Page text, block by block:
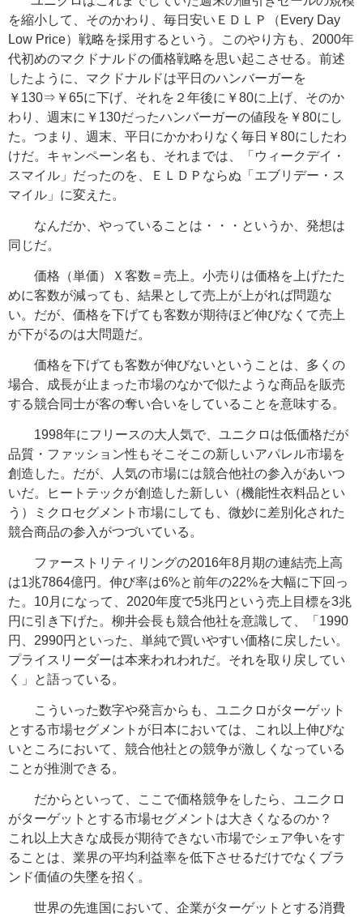
を縮小して、そのかわり、毎日安いＥＤＬＰ（Every Day
Low Price）戦略を採用するという。このやり方も、2000年
代初めのマクドナルドの価格戦略を思い起こさせる。前述
したように、マクドナルドは平日のハンバーガーを
￥130⇒￥65に下げ、それを２年後に￥80に上げ、そのか
わり、週末に￥130だったハンバーガーの値段を￥80にし
た。つまり、週末、平日にかかわりなく毎日￥80にしたわ
けだ。キャンペーン名も、それまでは、「ウィークデイ・
スマイル」だったのを、ＥＬＤＰならぬ「エブリデー・ス
マイル」に変えた。
なんだか、やっていることは・・・というか、発想は
同じだ。
価格（単価）Ｘ客数＝売上。小売りは価格を上げたた
めに客数が減っても、結果として売上が上がれば問題な
い。だが、価格を下げても客数が期待ほど伸びなくて売上
が下がるのは大問題だ。
価格を下げても客数が伸びないということは、多くの
場合、成長が止まった市場のなかで似たような商品を販売
する競合同士が客の奪い合いをしていることを意味する。
1998年にフリースの大人気で、ユニクロは低価格だが
品質・ファッション性もそこそこの新しいアパレル市場を
創造した。だが、人気の市場には競合他社の参入があいつ
いだ。ヒートテックが創造した新しい（機能性衣料品とい
う）ミクロセグメント市場にしても、微妙に差別化された
競合商品の参入がつづいている。
ファーストリティリングの2016年8月期の連結売上高
は1兆7864億円。伸び率は6%と前年の22%を大幅に下回っ
た。10月になって、2020年度で5兆円という売上目標を3兆
円に引き下げた。柳井会長も競合他社を意識して、「1990
円、2990円といった、単純で買いやすい価格に戻したい。
プライスリーダーは本来われわれだ。それを取り戻してい
く」と語っている。
こういった数字や発言からも、ユニクロがターゲット
とする市場セグメントが日本においては、これ以上伸びな
いところにおいて、競合他社との競争が激しくなっている
ことが推測できる。
だからといって、ここで価格競争をしたら、ユニクロ
がターゲットとする市場セグメントは大きくなるのか？
これ以上大きな成長が期待できない市場でシェア争いをす
ることは、業界の平均利益率を低下させるだけでなくブラ
ンド価値の失墜を招く。
世界の先進国において、企業がターゲットとする消費